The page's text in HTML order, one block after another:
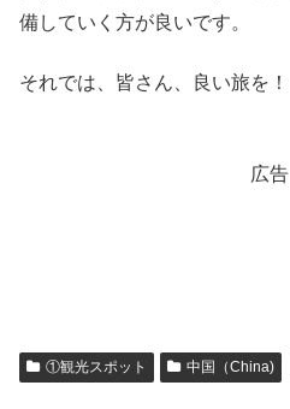
備していく方が良いです。
それでは、皆さん、良い旅を！
広告
①観光スポット 中国（China)